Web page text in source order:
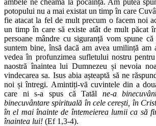
potopului nu a mai existat un timp în care
fie atacat la fel de mult precum o facem noi
un timp în care să existe atât de mult păcat
persoane mândre cu siguranță vom spune
suntem bine, însă dacă am avea umilință am
vedea în profunzimea sufletului nostru pentru
naostră înaintea lui Dumnezeu și nevoia
vindecarea sa. Isus abia așteaptă să ne
noi și întregi. Amintiți-vă cuvintele din a
care ni s-a spus că Tatăl ne-a
binecuvântare spirituală în cele cerești, în
în el mai înainte de întemeierea lumii ca să
înaintea lui! (Ef 1,3-4).